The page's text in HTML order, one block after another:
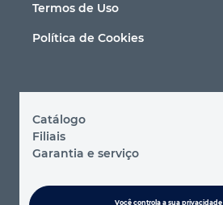
Termos de Uso
Política de Cookies
Catálogo
Filiais
Garantia e serviço
Você controla a sua privacidade